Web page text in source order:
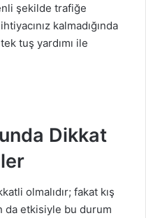
şekilde trafiğe
kalmadığında
tuş yardımı ile
Dikkat
olmalıdır; fakat kış
da etkisiyle bu durum